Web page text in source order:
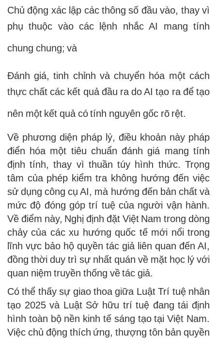
Chủ động xác lập các thông số đầu vào, thay vì
phụ thuộc vào các lệnh nhắc AI mang tính
chung chung; và
Đánh giá, tinh chỉnh và chuyển hóa một cách
thực chất các kết quả đầu ra do AI tạo ra để tạo
nên một kết quả có tính nguyên gốc rõ rệt.
Về phương diện pháp lý, điều khoản này pháp
điển hóa một tiêu chuẩn đánh giá mang tính
định tính, thay vì thuần túy hình thức. Trọng
tâm của phép kiểm tra không hướng đến việc
sử dụng công cụ AI, mà hướng đến bản chất và
mức độ đóng góp trí tuệ của người vận hành.
Về điểm này, Nghị định đặt Việt Nam trong dòng
chảy của các xu hướng quốc tế mới nổi trong
lĩnh vực bảo hộ quyền tác giả liên quan đến AI,
đồng thời duy trì sự nhất quán về mặt học lý với
quan niệm truyền thống về tác giả.
Có thể thấy sự giao thoa giữa Luật Trí tuệ nhân
tạo 2025 và Luật Sở hữu trí tuệ đang tái định
hình toàn bộ nền kinh tế sáng tạo tại Việt Nam.
Việc chủ động thích ứng, thượng tôn bản quyền